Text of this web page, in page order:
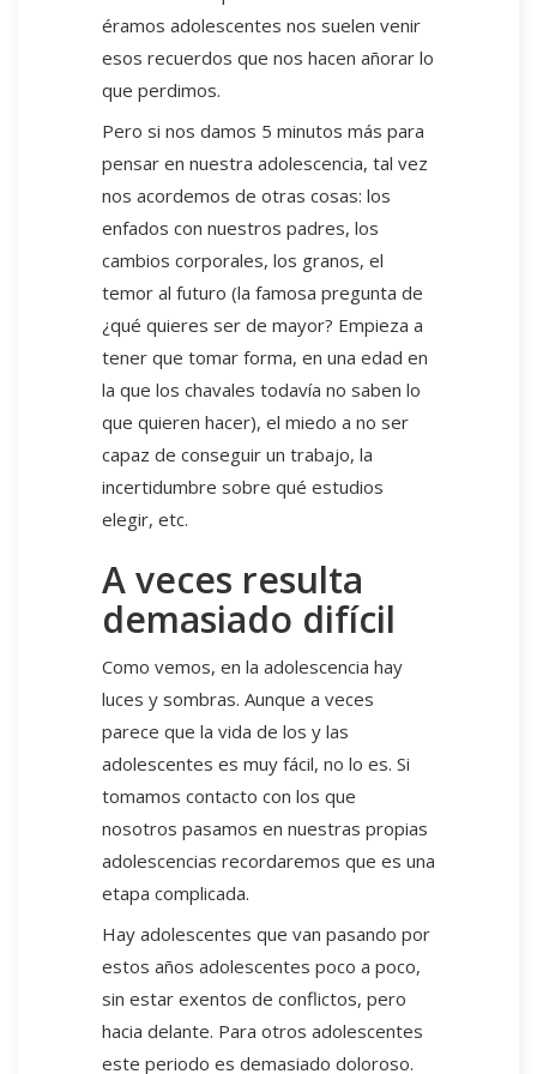
éramos adolescentes nos suelen venir
esos recuerdos que nos hacen añorar lo
que perdimos.
Pero si nos damos 5 minutos más para
pensar en nuestra adolescencia, tal vez
nos acordemos de otras cosas: los
enfados con nuestros padres, los
cambios corporales, los granos, el
temor al futuro (la famosa pregunta de
¿qué quieres ser de mayor? Empieza a
tener que tomar forma, en una edad en
la que los chavales todavía no saben lo
que quieren hacer), el miedo a no ser
capaz de conseguir un trabajo, la
incertidumbre sobre qué estudios
elegir, etc.
A veces resulta
demasiado difícil
Como vemos, en la adolescencia hay
luces y sombras. Aunque a veces
parece que la vida de los y las
adolescentes es muy fácil, no lo es. Si
tomamos contacto con los que
nosotros pasamos en nuestras propias
adolescencias recordaremos que es una
etapa complicada.
Hay adolescentes que van pasando por
estos años adolescentes poco a poco,
sin estar exentos de conflictos, pero
hacia delante. Para otros adolescentes
este periodo es demasiado doloroso.